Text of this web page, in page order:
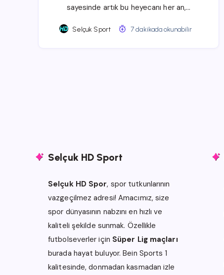
sayesinde artık bu heyecanı her an,…
Selçuk Sport 7 dakikada okunabilir
Selçuk HD Sport
Selçuk HD Spor, spor tutkunlarının
vazgeçilmez adresi! Amacımız, size
spor dünyasının nabzını en hızlı ve
kaliteli şekilde sunmak. Özellikle
futbolseverler için Süper Lig maçları
burada hayat buluyor.Bein Sports 1
kalitesinde, donmadan kasmadan izle